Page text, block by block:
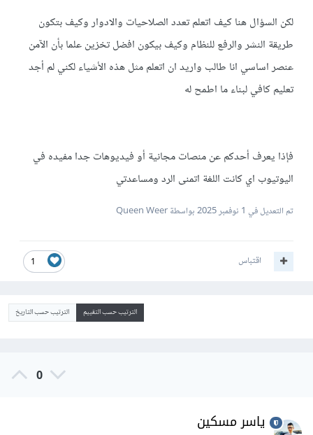
لكن السؤال هنا كيف اتعلم تعدد الصلاحيات والادوار وكيف بتكون
طريقة النشر والرفع للنظام وكيف بيكون افضل تخزين علما بأن الآمن
عنصر اساسي انا طالب واريد ان اتعلم مثل هذه الأشياء لكني لم أجد
تعليم كافي لبناء ما اطمح له
فإذا يعرف أحدكم عن منصات مجانية أو فيديوهات جدا مفيده في
اليوتيوب اي كانت اللغة اتمنى الرد ومساعدتي
تم التعديل في 1 نوفمبر 2025 بواسطة Queen Weer
1 اقتباس
الترتيب حسب التقييم الترتيب حسب التاريخ
0
ياسر مسكين